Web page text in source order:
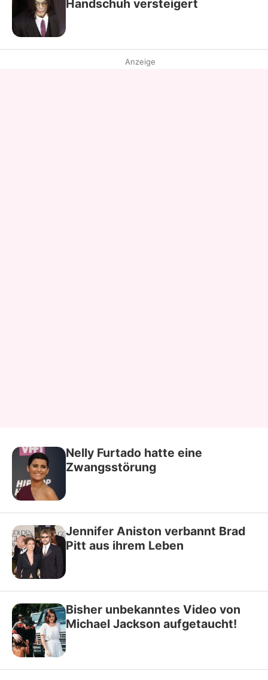
Handschuh versteigert
Anzeige
Nelly Furtado hatte eine
Zwangsstörung
Jennifer Aniston verbannt Brad
Pitt aus ihrem Leben
Bisher unbekanntes Video von
Michael Jackson aufgetaucht!